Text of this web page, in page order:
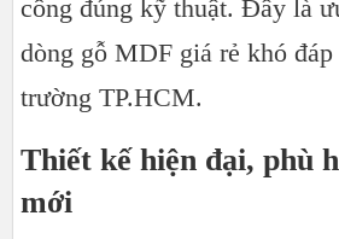
công đúng kỹ thuật. Đây là
dòng gỗ MDF giá rẻ khó
trường TP.HCM.
Thiết kế hiện đại, phù
mới